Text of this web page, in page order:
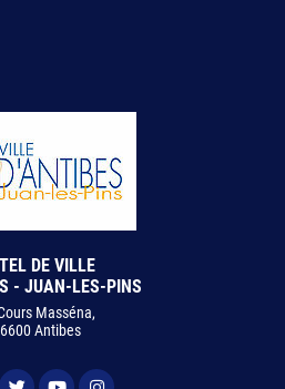
DE VILLE
- JUAN-LES-PINS
Masséna,
Antibes